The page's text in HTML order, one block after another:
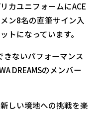
カユニフォームにACE
ン8名の直筆サイン入
トになっています。
きないパフォーマンス
DREAMSのメンバー
しい境地への挑戦を楽